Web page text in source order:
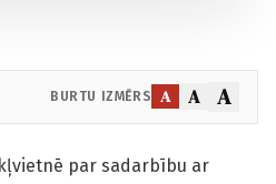
BURTU IZMĒRS A A A
par sadarbību ar